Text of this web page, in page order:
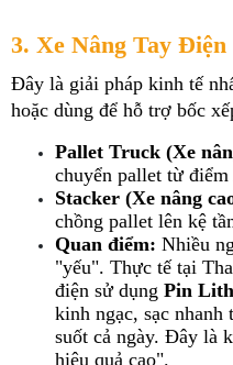
3. Xe Nâng Tay Điện
Đây là giải pháp kinh tế
hoặc dùng để hỗ trợ bốc
Pallet Truck (Xe
chuyển pallet từ
Stacker (Xe nâng
chồng pallet lên kệ
Quan điểm: Nhiều
"yếu". Thực tế tại
điện sử dụng Pin
kinh ngạc, sạc
suốt cả ngày. Đây là
hiệu quả cao".